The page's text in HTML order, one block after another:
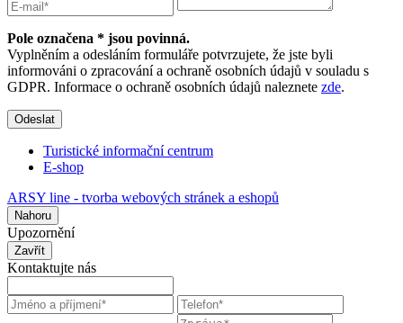
Pole označena * jsou povinná.
Vyplněním a odesláním formuláře potvrzujete, že jste byli
informováni o zpracování a ochraně osobních údajů v souladu s
GDPR. Informace o ochraně osobních údajů naleznete zde.
Odeslat
Turistické informační centrum
E-shop
ARSY line - tvorba webových stránek a eshopů
Nahoru
Upozornění
Zavřít
Kontaktujte nás